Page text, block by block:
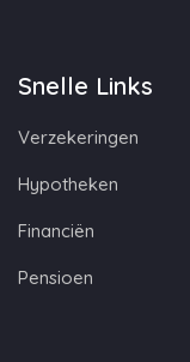
Snelle Links
Verzekeringen
Hypotheken
Financiën
Pensioen